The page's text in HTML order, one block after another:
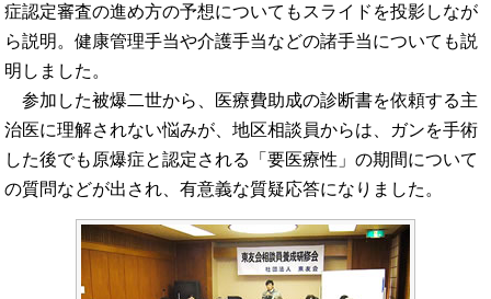
症認定審査の進め方の予想についてもスライドを投影しなが
ら説明。健康管理手当や介護手当などの諸手当についても説
明しました。
参加した被爆二世から、医療費助成の診断書を依頼する主
治医に理解されない悩みが、地区相談員からは、ガンを手術
した後でも原爆症と認定される「要医療性」の期間について
の質問などが出され、有意義な質疑応答になりました。